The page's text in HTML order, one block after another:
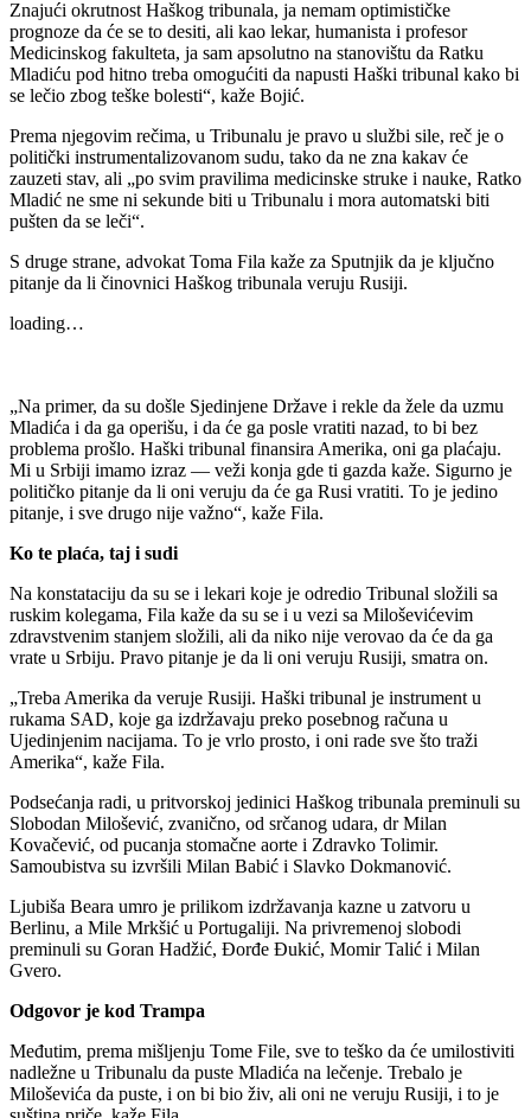
Znajući okrutnost Haškog tribunala, ja nemam optimističke
prognoze da će se to desiti, ali kao lekar, humanista i profesor
Medicinskog fakulteta, ja sam apsolutno na stanovištu da Ratku
Mladiću pod hitno treba omogućiti da napusti Haški tribunal kako bi
se lečio zbog teške bolesti“, kaže Bojić.
Prema njegovim rečima, u Tribunalu je pravo u službi sile, reč je o
politički instrumentalizovanom sudu, tako da ne zna kakav će
zauzeti stav, ali „po svim pravilima medicinske struke i nauke, Ratko
Mladić ne sme ni sekunde biti u Tribunalu i mora automatski biti
pušten da se leči“.
S druge strane, advokat Toma Fila kaže za Sputnjik da je ključno
pitanje da li činovnici Haškog tribunala veruju Rusiji.
loading…
„Na primer, da su došle Sjedinjene Države i rekle da žele da uzmu
Mladića i da ga operišu, i da će ga posle vratiti nazad, to bi bez
problema prošlo. Haški tribunal finansira Amerika, oni ga plaćaju.
Mi u Srbiji imamo izraz — veži konja gde ti gazda kaže. Sigurno je
političko pitanje da li oni veruju da će ga Rusi vratiti. To je jedino
pitanje, i sve drugo nije važno“, kaže Fila.
Ko te plaća, taj i sudi
Na konstataciju da su se i lekari koje je odredio Tribunal složili sa
ruskim kolegama, Fila kaže da su se i u vezi sa Miloševićevim
zdravstvenim stanjem složili, ali da niko nije verovao da će da ga
vrate u Srbiju. Pravo pitanje je da li oni veruju Rusiji, smatra on.
„Treba Amerika da veruje Rusiji. Haški tribunal je instrument u
rukama SAD, koje ga izdržavaju preko posebnog računa u
Ujedinjenim nacijama. To je vrlo prosto, i oni rade sve što traži
Amerika“, kaže Fila.
Podsećanja radi, u pritvorskoj jedinici Haškog tribunala preminuli su
Slobodan Milošević, zvanično, od srčanog udara, dr Milan
Kovačević, od pucanja stomačne aorte i Zdravko Tolimir.
Samoubistva su izvršili Milan Babić i Slavko Dokmanović.
Ljubiša Beara umro je prilikom izdržavanja kazne u zatvoru u
Berlinu, a Mile Mrkšić u Portugaliji. Na privremenoj slobodi
preminuli su Goran Hadžić, Đorđe Đukić, Momir Talić i Milan
Gvero.
Odgovor je kod Trampa
Međutim, prema mišljenju Tome File, sve to teško da će umilostiviti
nadležne u Tribunalu da puste Mladića na lečenje. Trebalo je
Miloševića da puste, i on bi bio živ, ali oni ne veruju Rusiji, i to je